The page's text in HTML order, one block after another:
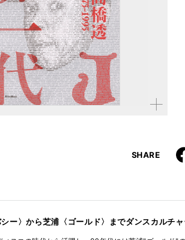
拡大す
SHARE
k
ー〉から芝浦〈ゴールド〉までダンスカルチ